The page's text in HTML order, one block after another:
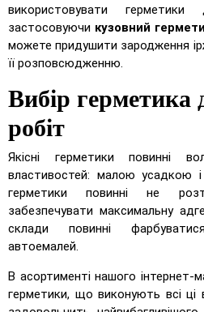
використовувати
застосовуючи кузовний
можете придушити зародження
її розповсюдженню.
Вибір герметика
робіт
Якісні герметики повинні
властивостей: малою усадкою
герметики повинні не
забезпечувати максимальну
склади повинні
автоемалей.
В асортименті нашого інтернет-
герметики, що виконують всі ці